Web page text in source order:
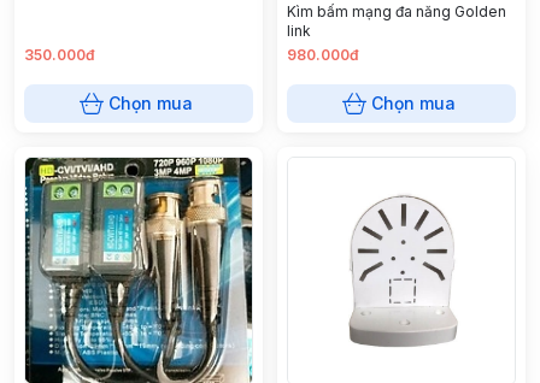
350.000đ
Chọn mua
Kìm bấm mạng đa năng Golden
link
980.000đ
Chọn mua